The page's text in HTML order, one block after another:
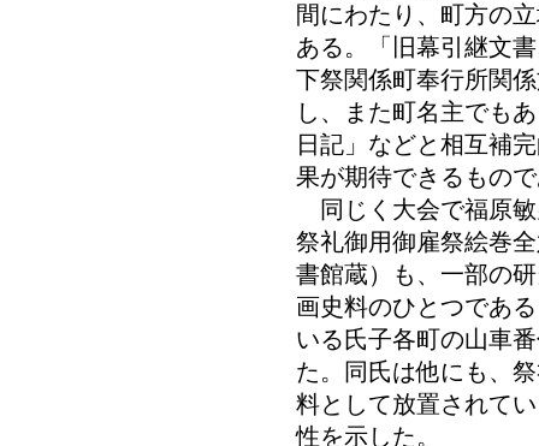
間にわたり、町方の
ある。「旧幕引継文
下祭関係町奉行所関
し、また町名主でも
日記」などと相互補
果が期待できるもの
同じく大会で福原
祭礼御用御雇祭絵巻
書館蔵）も、一部の
画史料のひとつであ
いる氏子各町の山車
た。同氏は他にも、
料として放置されて
性を示した。